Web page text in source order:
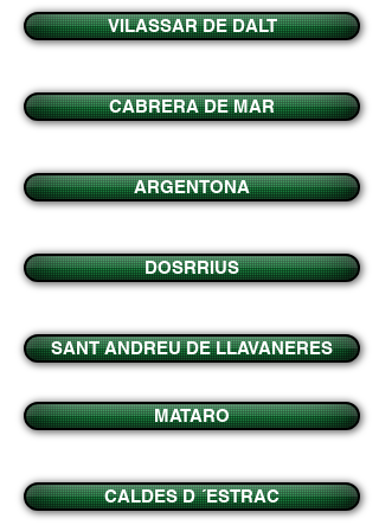
VILASSAR DE DALT
CABRERA DE MAR
ARGENTONA
DOSRRIUS
SANT ANDREU DE LLAVANERES
MATARO
CALDES D ´ESTRAC